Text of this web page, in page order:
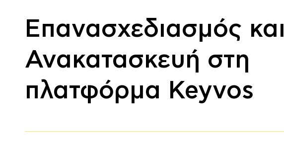
Επανασχεδιασμός και
Ανακατασκευή στη
πλατφόρμα Keyvos